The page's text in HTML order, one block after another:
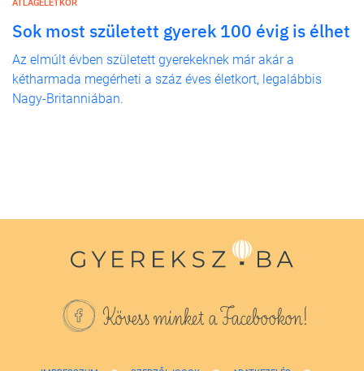
ÁTLAGÉLETKOR
Sok most született gyerek 100 évig is élhet
Az elmúlt évben született gyerekeknek már akár a
kétharmada megérheti a száz éves életkort, legalábbis
Nagy-Britanniában.
Kövess minket a Facebookon!